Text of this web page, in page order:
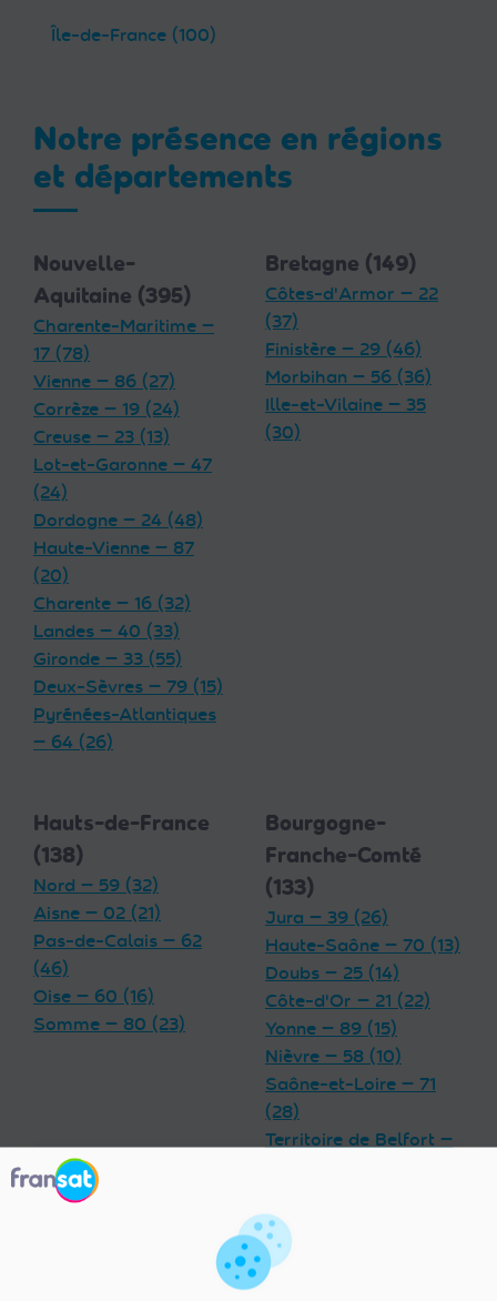
Île-de-France (100)
Notre présence en régions
et départements
Nouvelle-
Aquitaine (395)
Charente-Maritime —
17 (78)
Vienne — 86 (27)
Corrèze — 19 (24)
Creuse — 23 (13)
Lot-et-Garonne — 47
(24)
Dordogne — 24 (48)
Haute-Vienne — 87
(20)
Charente — 16 (32)
Landes — 40 (33)
Gironde — 33 (55)
Deux-Sèvres — 79 (15)
Pyrénées-Atlantiques
— 64 (26)
Bretagne (149)
Côtes-d'Armor — 22
(37)
Finistère — 29 (46)
Morbihan — 56 (36)
Ille-et-Vilaine — 35
(30)
Hauts-de-France
(138)
Nord — 59 (32)
Aisne — 02 (21)
Pas-de-Calais — 62
(46)
Oise — 60 (16)
Somme — 80 (23)
Bourgogne-
Franche-Comté
(133)
Jura — 39 (26)
Haute-Saône — 70 (13)
Doubs — 25 (14)
Côte-d'Or — 21 (22)
Yonne — 89 (15)
Nièvre — 58 (10)
Saône-et-Loire — 71
(28)
Territoire de Belfort —
Meurthe-et-Moselle —
Centre-Val de
Loire (92)